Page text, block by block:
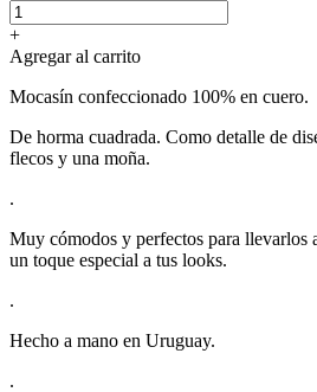
+
Agregar al carrito
Mocasín confeccionado 100% en cuero.
De horma cuadrada. Como detalle de
flecos y una moña.
.
Muy cómodos y perfectos para llevarlos
un toque especial a tus looks.
.
Hecho a mano en Uruguay.
.